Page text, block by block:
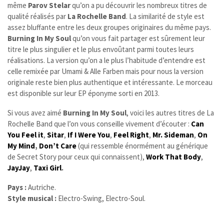
même Parov Stelarqu’on a pu découvrir les nombreux titres de
qualité réalisés par La Rochelle Band. La similarité de style est
assez bluffante entre les deux groupes originaires du même pays.
Burning In My Soulqu’on vous fait partager est sûrement leur
titre le plus singulier et le plus envoûtant parmi toutes leurs
réalisations. La version qu’on a le plus l’habitude d’entendre est
celle remixée par Umami & Alle Farben mais pour nous la version
originale reste bien plus authentique et intéressante. Le morceau
est disponible sur leur EP éponyme sorti en 2013.
Si vous avez aimé Burning In My Soul, voici les autres titres de La
Rochelle Band que l’on vous conseille vivement d’écouter : Can
You Feel it, Sitar, If I Were You, Feel Right, Mr. Sideman, On
My Mind, Don’t Care(qui ressemble énormément au générique
de Secret Story pour ceux qui connaissent), Work That Body,
JayJay, Taxi Girl.
Pays :Autriche.
Style musical : Electro-Swing, Electro-Soul.